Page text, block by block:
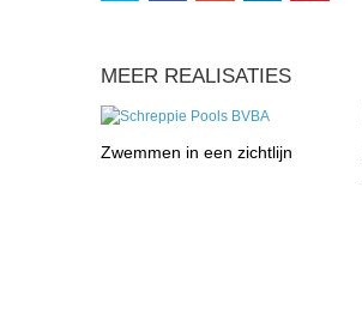
MEER REALISATIES
Zwemmen in een zichtlijn